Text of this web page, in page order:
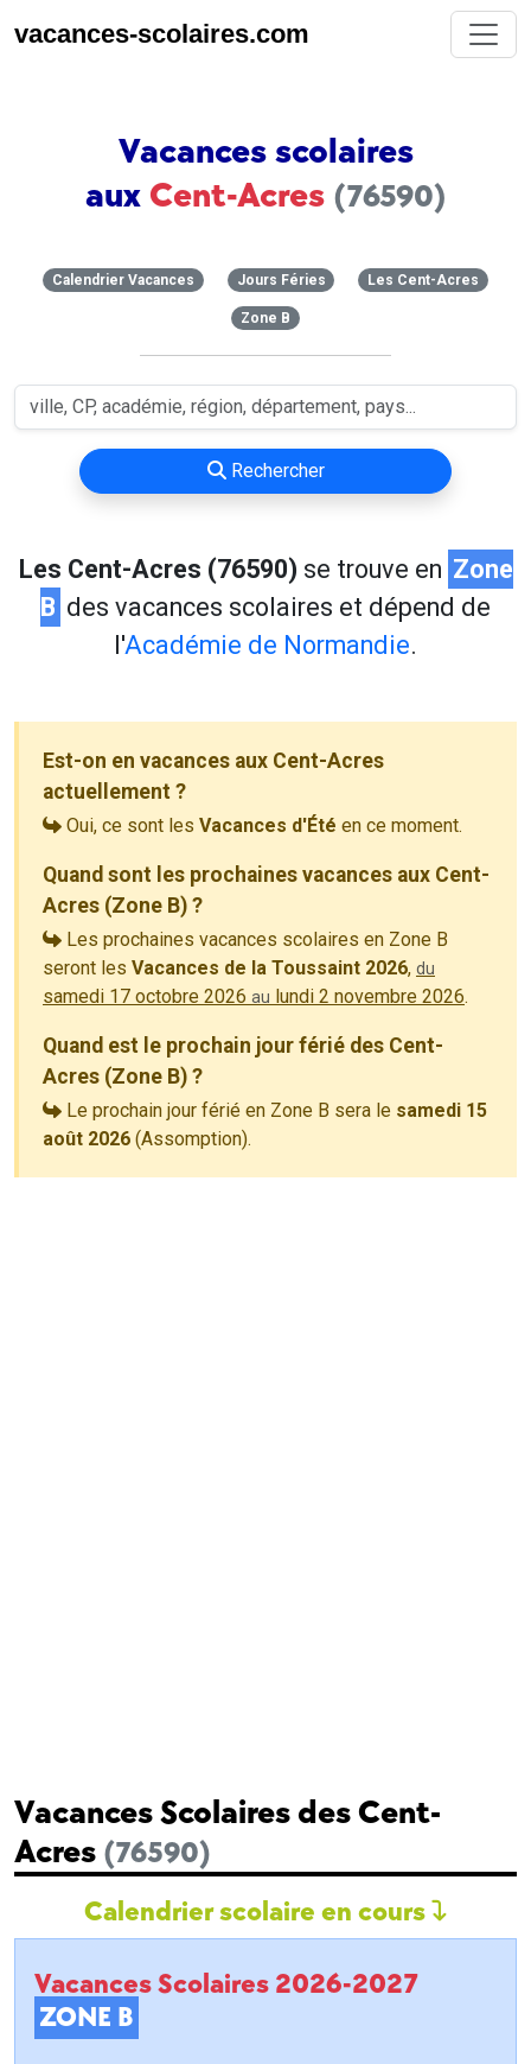
vacances-scolaires.com
Vacances scolaires
aux Cent-Acres (76590)
Calendrier Vacances Jours Féries Les Cent-Acres
Zone B
Rechercher
Les Cent-Acres (76590) se trouve en Zone
B des vacances scolaires et dépend de
l'Académie de Normandie.
Est-on en vacances aux Cent-Acres
actuellement ?
Oui, ce sont les Vacances d'Été en ce moment.
Quand sont les prochaines vacances aux Cent-
Acres (Zone B) ?
Les prochaines vacances scolaires en Zone B
seront les Vacances de la Toussaint 2026, du
samedi 17 octobre 2026 au lundi 2 novembre 2026.
Quand est le prochain jour férié des Cent-
Acres (Zone B) ?
Le prochain jour férié en Zone B sera le samedi 15
août 2026 (Assomption).
Vacances Scolaires des Cent-
Acres (76590)
Calendrier scolaire en cours
Vacances Scolaires 2026-2027
ZONE B